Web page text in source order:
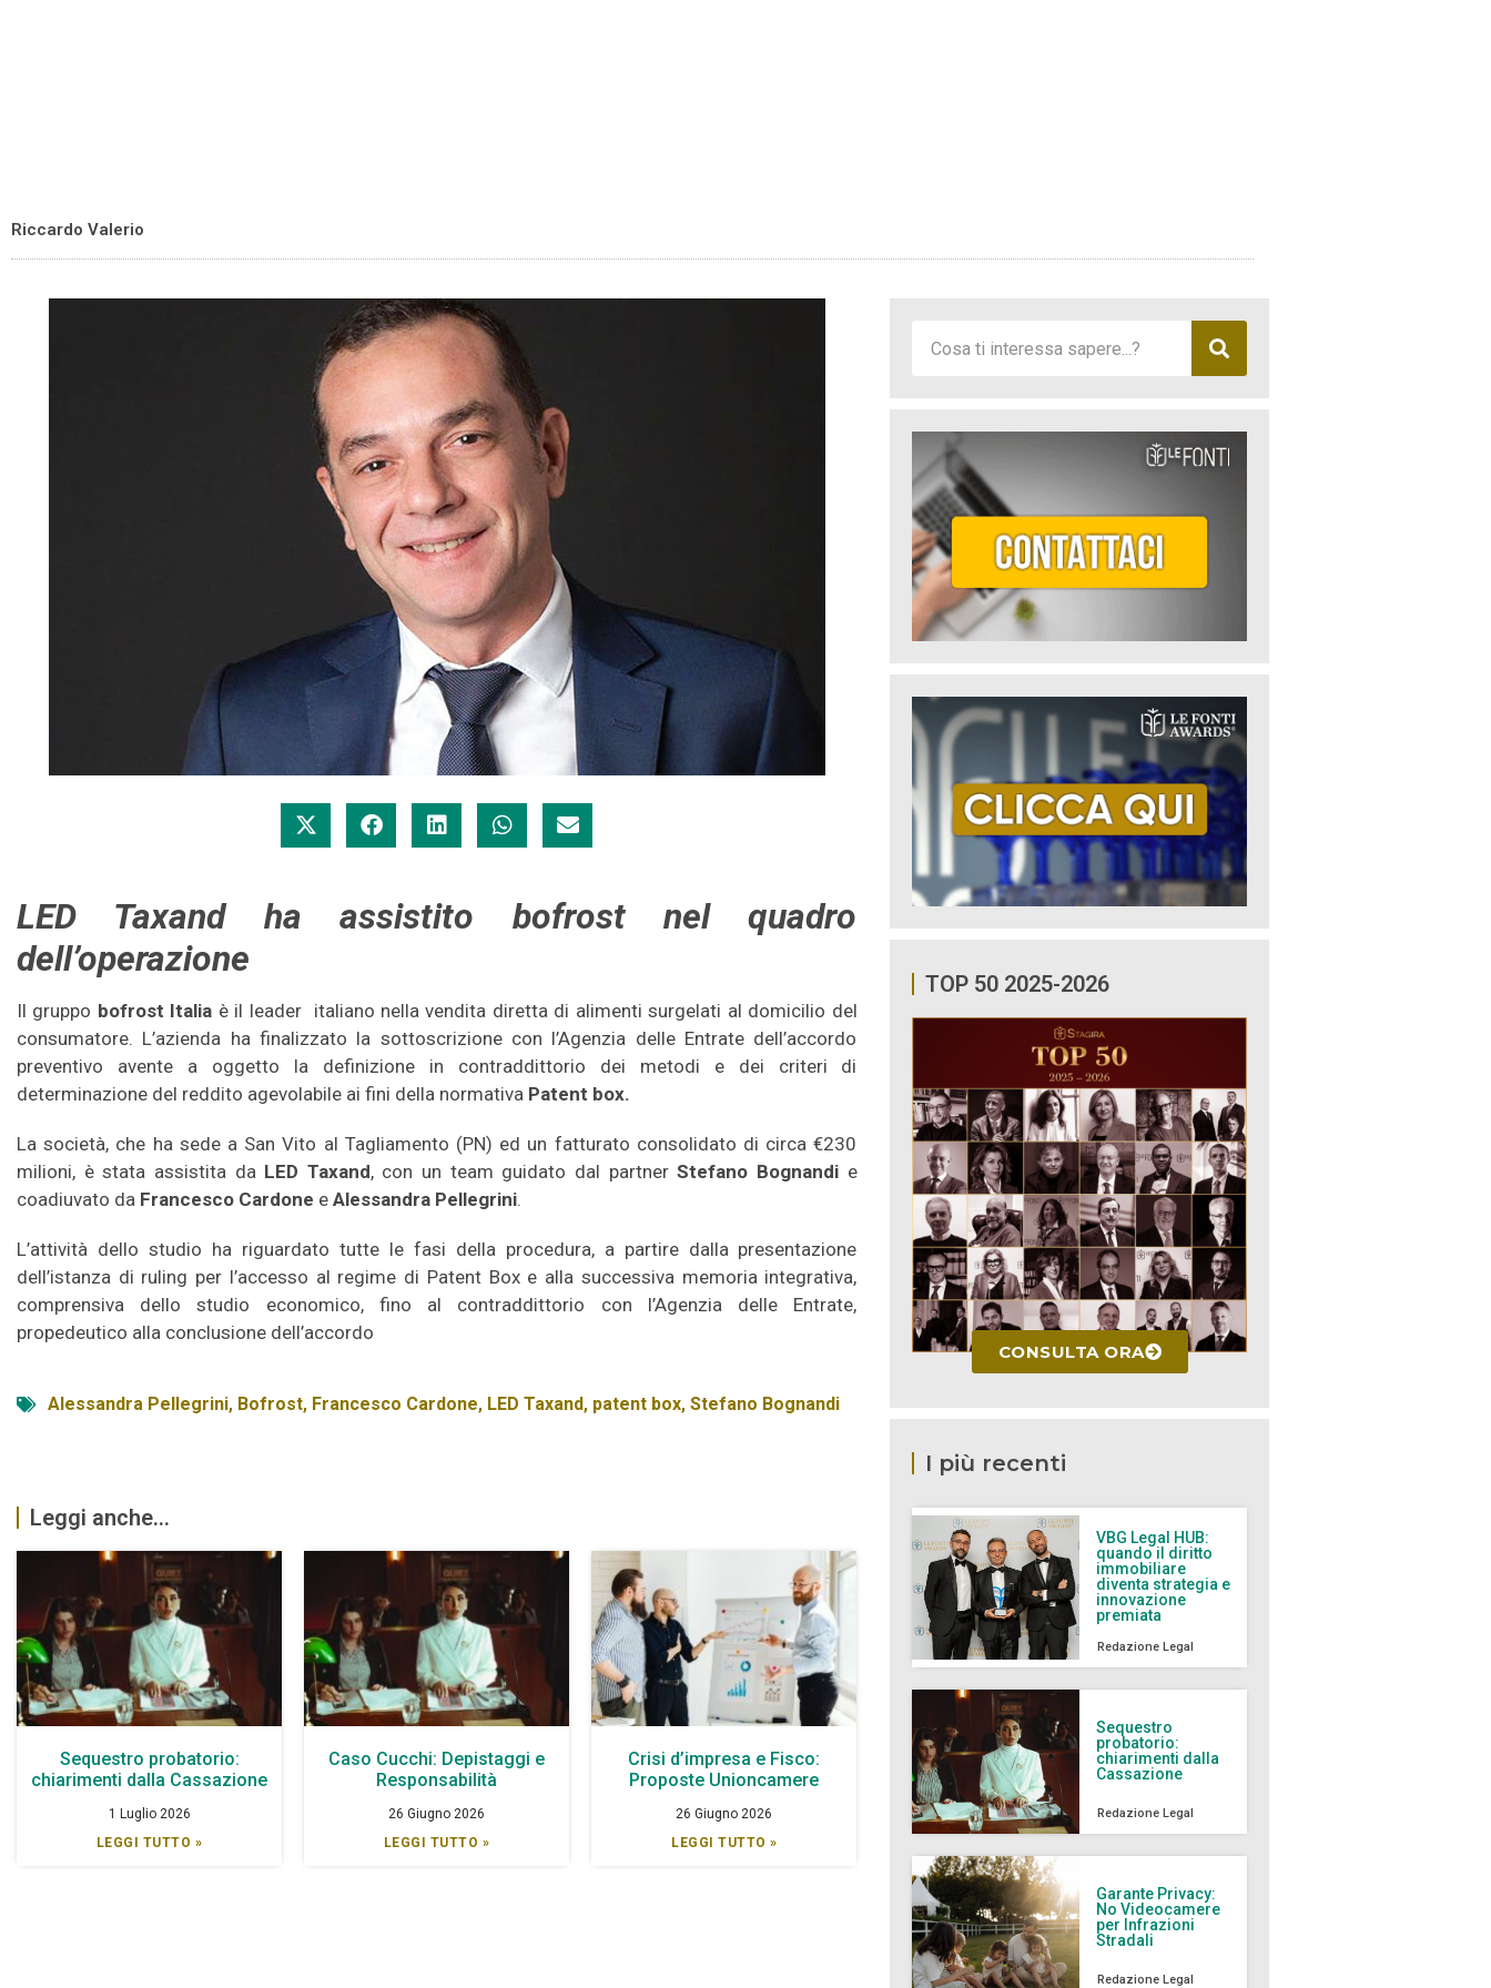
Riccardo Valerio
LED Taxand ha assistito bofrost nel quadro
dell’operazione
Il gruppo bofrost Italia è il leader italiano nella vendita diretta di alimenti surgelati al domicilio del
consumatore. L’azienda ha finalizzato la sottoscrizione con l’Agenzia delle Entrate dell’accordo
preventivo avente a oggetto la definizione in contraddittorio dei metodi e dei criteri di
determinazione del reddito agevolabile ai fini della normativa Patent box.
La società, che ha sede a San Vito al Tagliamento (PN) ed un fatturato consolidato di circa €230
milioni, è stata assistita da LED Taxand, con un team guidato dal partnerStefano Bognandie
coadiuvato da Francesco Cardone e Alessandra Pellegrini.
L’attività dello studio ha riguardato tutte le fasi della procedura, a partire dalla presentazione
dell’istanza di ruling per l’accesso al regime di Patent Box e alla successiva memoria integrativa,
comprensiva dello studio economico, fino al contraddittorio con l’Agenzia delle Entrate,
propedeutico alla conclusione dell’accordo
Alessandra Pellegrini, Bofrost, Francesco Cardone, LED Taxand, patent box, Stefano Bognandi
Leggi anche...
Sequestro probatorio:
chiarimenti dalla Cassazione
1 Luglio 2026
LEGGI TUTTO »
Caso Cucchi: Depistaggi e
Responsabilità
26 Giugno 2026
LEGGI TUTTO »
Crisi d’impresa e Fisco:
Proposte Unioncamere
26 Giugno 2026
LEGGI TUTTO »
TOP 50 2025-2026
CONSULTA ORA
I più recenti
VBG Legal HUB:
quando il diritto
immobiliare
diventa strategia e
innovazione
premiata
Redazione Legal
Sequestro
probatorio:
chiarimenti dalla
Cassazione
Redazione Legal
Garante Privacy:
No Videocamere
per Infrazioni
Stradali
Redazione Legal